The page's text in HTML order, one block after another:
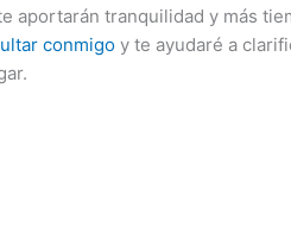
aportarán tranquilidad y más
conmigoy te ayudaré a